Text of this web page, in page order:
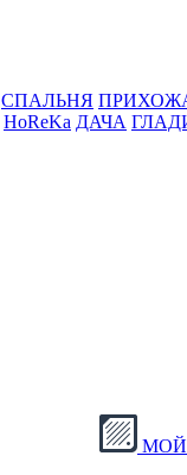
СПАЛЬНЯ
HoReKa ДАЧА